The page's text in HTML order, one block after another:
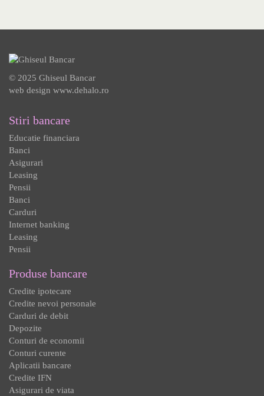
© 2025 Ghiseul Bancar
web design www.dehalo.ro
Stiri bancare
Educatie financiara
Banci
Asigurari
Leasing
Pensii
Banci
Carduri
Internet banking
Leasing
Pensii
Produse bancare
Credite ipotecare
Credite nevoi personale
Carduri de debit
Depozite
Conturi de economii
Conturi curente
Aplicatii bancare
Credite IFN
Asigurari de viata